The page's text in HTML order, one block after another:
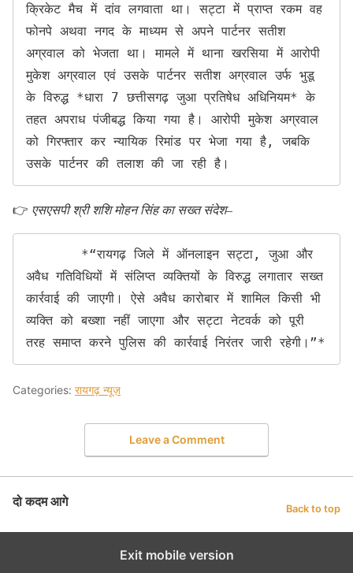
क्रिकेट मैच में दांव लगवाता था। सट्टा में प्राप्त रकम वह
फोनपे अथवा नगद के माध्यम से अपने पार्टनर सतीश
अग्रवाल को भेजता था। मामले में थाना खरसिया में आरोपी
मुकेश अग्रवाल एवं उसके पार्टनर सतीश अग्रवाल उर्फ भुडू
के विरुद्ध *धारा 7 छत्तीसगढ़ जुआ प्रतिषेध अधिनियम* के
तहत अपराध पंजीबद्ध किया गया है। आरोपी मुकेश अग्रवाल
को गिरफ्तार कर न्यायिक रिमांड पर भेजा गया है, जबकि
उसके पार्टनर की तलाश की जा रही है।
👉 एसएसपी श्री शशि मोहन सिंह का सख्त संदेश–
अवैध गतिविधियों में संलिप्त व्यक्तियों के विरुद्ध लगातार सख्त
कार्रवाई की जाएगी। ऐसे अवैध कारोबार में शामिल किसी भी
व्यक्ति को बख्शा नहीं जाएगा और सट्टा नेटवर्क को पूरी
तरह समाप्त करने पुलिस की कार्रवाई निरंतर जारी रहेगी।”*
Categories: रायगढ़ न्यूज़
Leave a Comment
दो कदम आगे Back to top
Exit mobile version